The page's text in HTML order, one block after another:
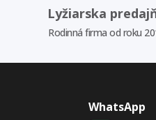
Lyžiarska
Rodinná firma od roku
WhatsApp